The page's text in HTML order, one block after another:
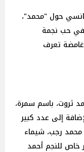
حول "محمد"،
في حب نجمة
تعرف
ثروت، باسم سمرة،
إلى عدد كبير
رجب، شيماء
خاص للنجم أحمد